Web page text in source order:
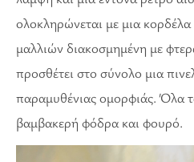
ολοκληρώνεται με μια κορδέλα
μαλλιών διακοσμημένη με
προσθέτει στο σύνολο μια
παραμυθένιας ομορφιάς. Όλα
βαμβακερή φόδρα και φουρό.